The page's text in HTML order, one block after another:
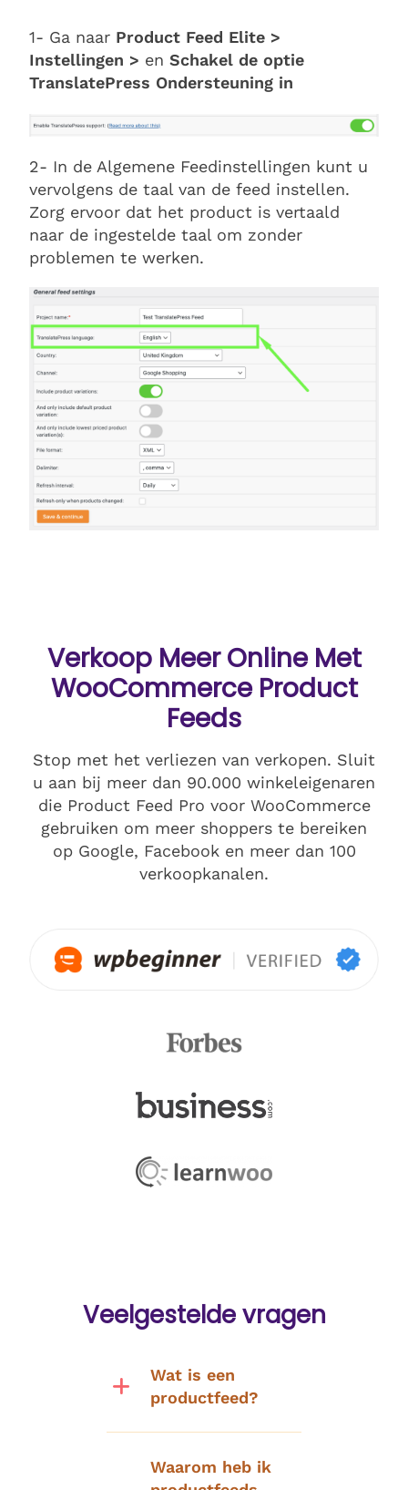
1- Ga naar Product Feed Elite >
Instellingen > en Schakel de optie
TranslatePress Ondersteuning in
2- In de Algemene Feedinstellingen kunt u
vervolgens de taal van de feed instellen.
Zorg ervoor dat het product is vertaald
naar de ingestelde taal om zonder
problemen te werken.
Verkoop Meer Online Met
WooCommerce Product
Feeds
Stop met het verliezen van verkopen. Sluit
u aan bij meer dan 90.000 winkeleigenaren
die Product Feed Pro voor WooCommerce
gebruiken om meer shoppers te bereiken
op Google, Facebook en meer dan 100
verkoopkanalen.
Veelgestelde vragen
Wat is een
productfeed?
Waarom heb ik